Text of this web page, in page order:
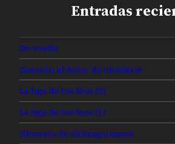
Entradas
De vuelta
Canción al dolor de olvidarte
La liga de los feos (2)
La liga de los feos (1)
Glosario de chilanguismos